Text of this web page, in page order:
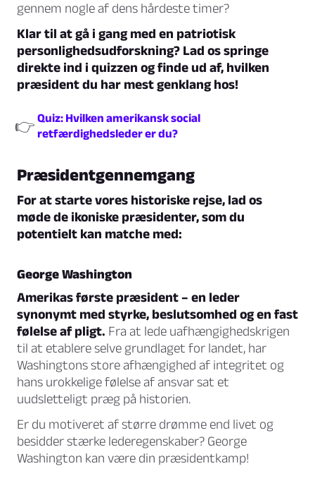
gennem nogle af dens hårdeste timer?
Klar til at gå i gang med en patriotisk
personlighedsudforskning? Lad os springe
direkte ind i quizzen og finde ud af, hvilken
præsident du har mest genklang hos!
👉 Quiz: Hvilken amerikansk social
retfærdighedsleder er du?
Præsidentgennemgang
For at starte vores historiske rejse, lad os
møde de ikoniske præsidenter, som du
potentielt kan matche med:
George Washington
Amerikas første præsident – en leder
synonymt med styrke, beslutsomhed og en fast
følelse af pligt. Fra at lede uafhængighedskrigen
til at etablere selve grundlaget for landet, har
Washingtons store afhængighed af integritet og
hans urokkelige følelse af ansvar sat et
uudsletteligt præg på historien.
Er du motiveret af større drømme end livet og
besidder stærke lederegenskaber? George
Washington kan være din præsidentkamp!